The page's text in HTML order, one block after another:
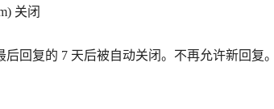
关闭
后回复的 7 天后被自动关闭。不再允许新回复。